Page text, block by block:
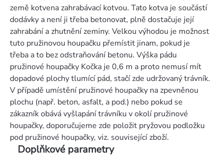
země kotvena zahrabávací kotvou. Tato kotva je součástí
dodávky a není ji třeba betonovat, plně dostačuje její
zahrabání a zhutnění zeminy. Velkou výhodou je možnost
tuto pružinovou houpačku přemístit jinam, pokud je
třeba a to bez odstraňování betonu. Výška pádu
pružinové houpačky Kočka je 0,6 m a proto nemusí mít
dopadové plochy tlumící pád, stačí zde udržovaný trávník.
V případě umístění pružinové houpačky na zpevněnou
plochu (např. beton, asfalt, a pod.) nebo pokud se
zákazník obává vyšlapání trávníku v okolí pružinové
houpačky, doporučujeme zde položit pryžovou podložku
pod pružinové houpačky, viz. související zboží.
Doplňkové parametry